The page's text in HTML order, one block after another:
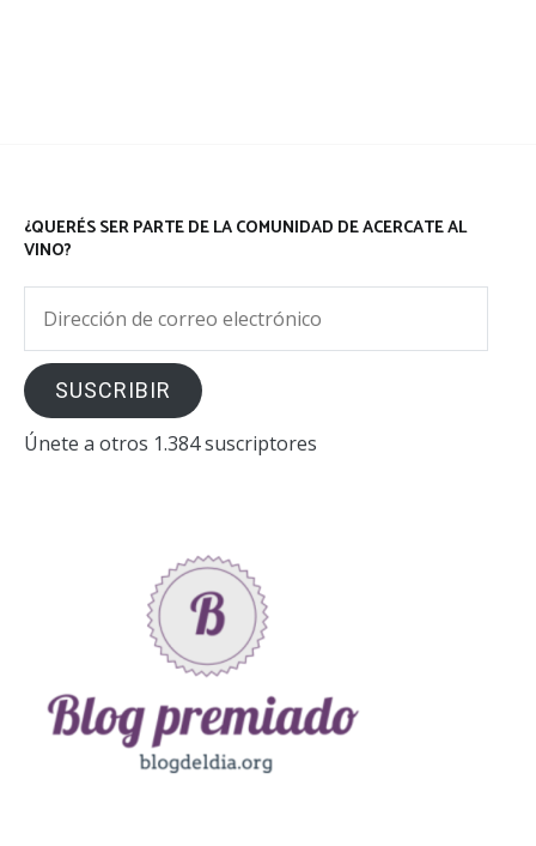
¿QUERÉS SER PARTE DE LA COMUNIDAD DE ACERCATE AL
VINO?
correo
electrónico
SUSCRIBIR
Únete a otros 1.384 suscriptores